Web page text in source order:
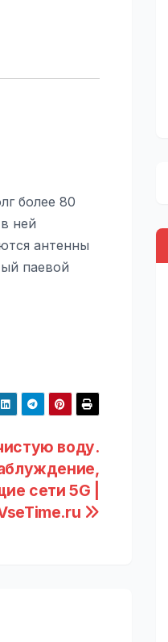
более 80
ней
антенны
паевой
воду.
сети 5G |